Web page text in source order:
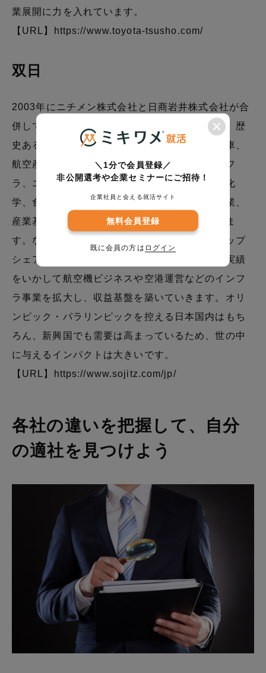
業展開に力を入れています。
【URL】
https://www.toyota-tsusho.com/
双日
2003年にニチメン株式会社と日商岩井株式会社が合
併して設立されました。他社に比べて新しくも、歴
史ある会社のルーツを引き継ぐ会社です。自動車、
航空産業・交通プロジェクト、機械・医療インフ
ラ、エネルギー・社会インフラ、金属・資源、化
学、食料・アグリビジネス、リテール・生活産業、
産業基盤・都市開発と幅広く事業展開をしていま
す。なかでも、国内民間航空機代理店としてトップ
シェアを誇る航空産業が双日の強みです。この実績
をいかして航空機ビジネスや空港運営などのインフ
ラ事業を拡大し、収益基盤を築いていきます。オリ
ンピック・パラリンピックを控える日本国内はもち
ろん、新興国でも需要は高まっているため、世の中
に与えるインパクトは大きいです。
【URL】
https://www.sojitz.com/jp/
各社の違いを把握して、自分
の適社を見つけよう
＼1分で会員登録／
非公開選考や企業セミナーにご招待！
企業社員と会える就活サイト
無料会員登録
既に会員の方は ログイン